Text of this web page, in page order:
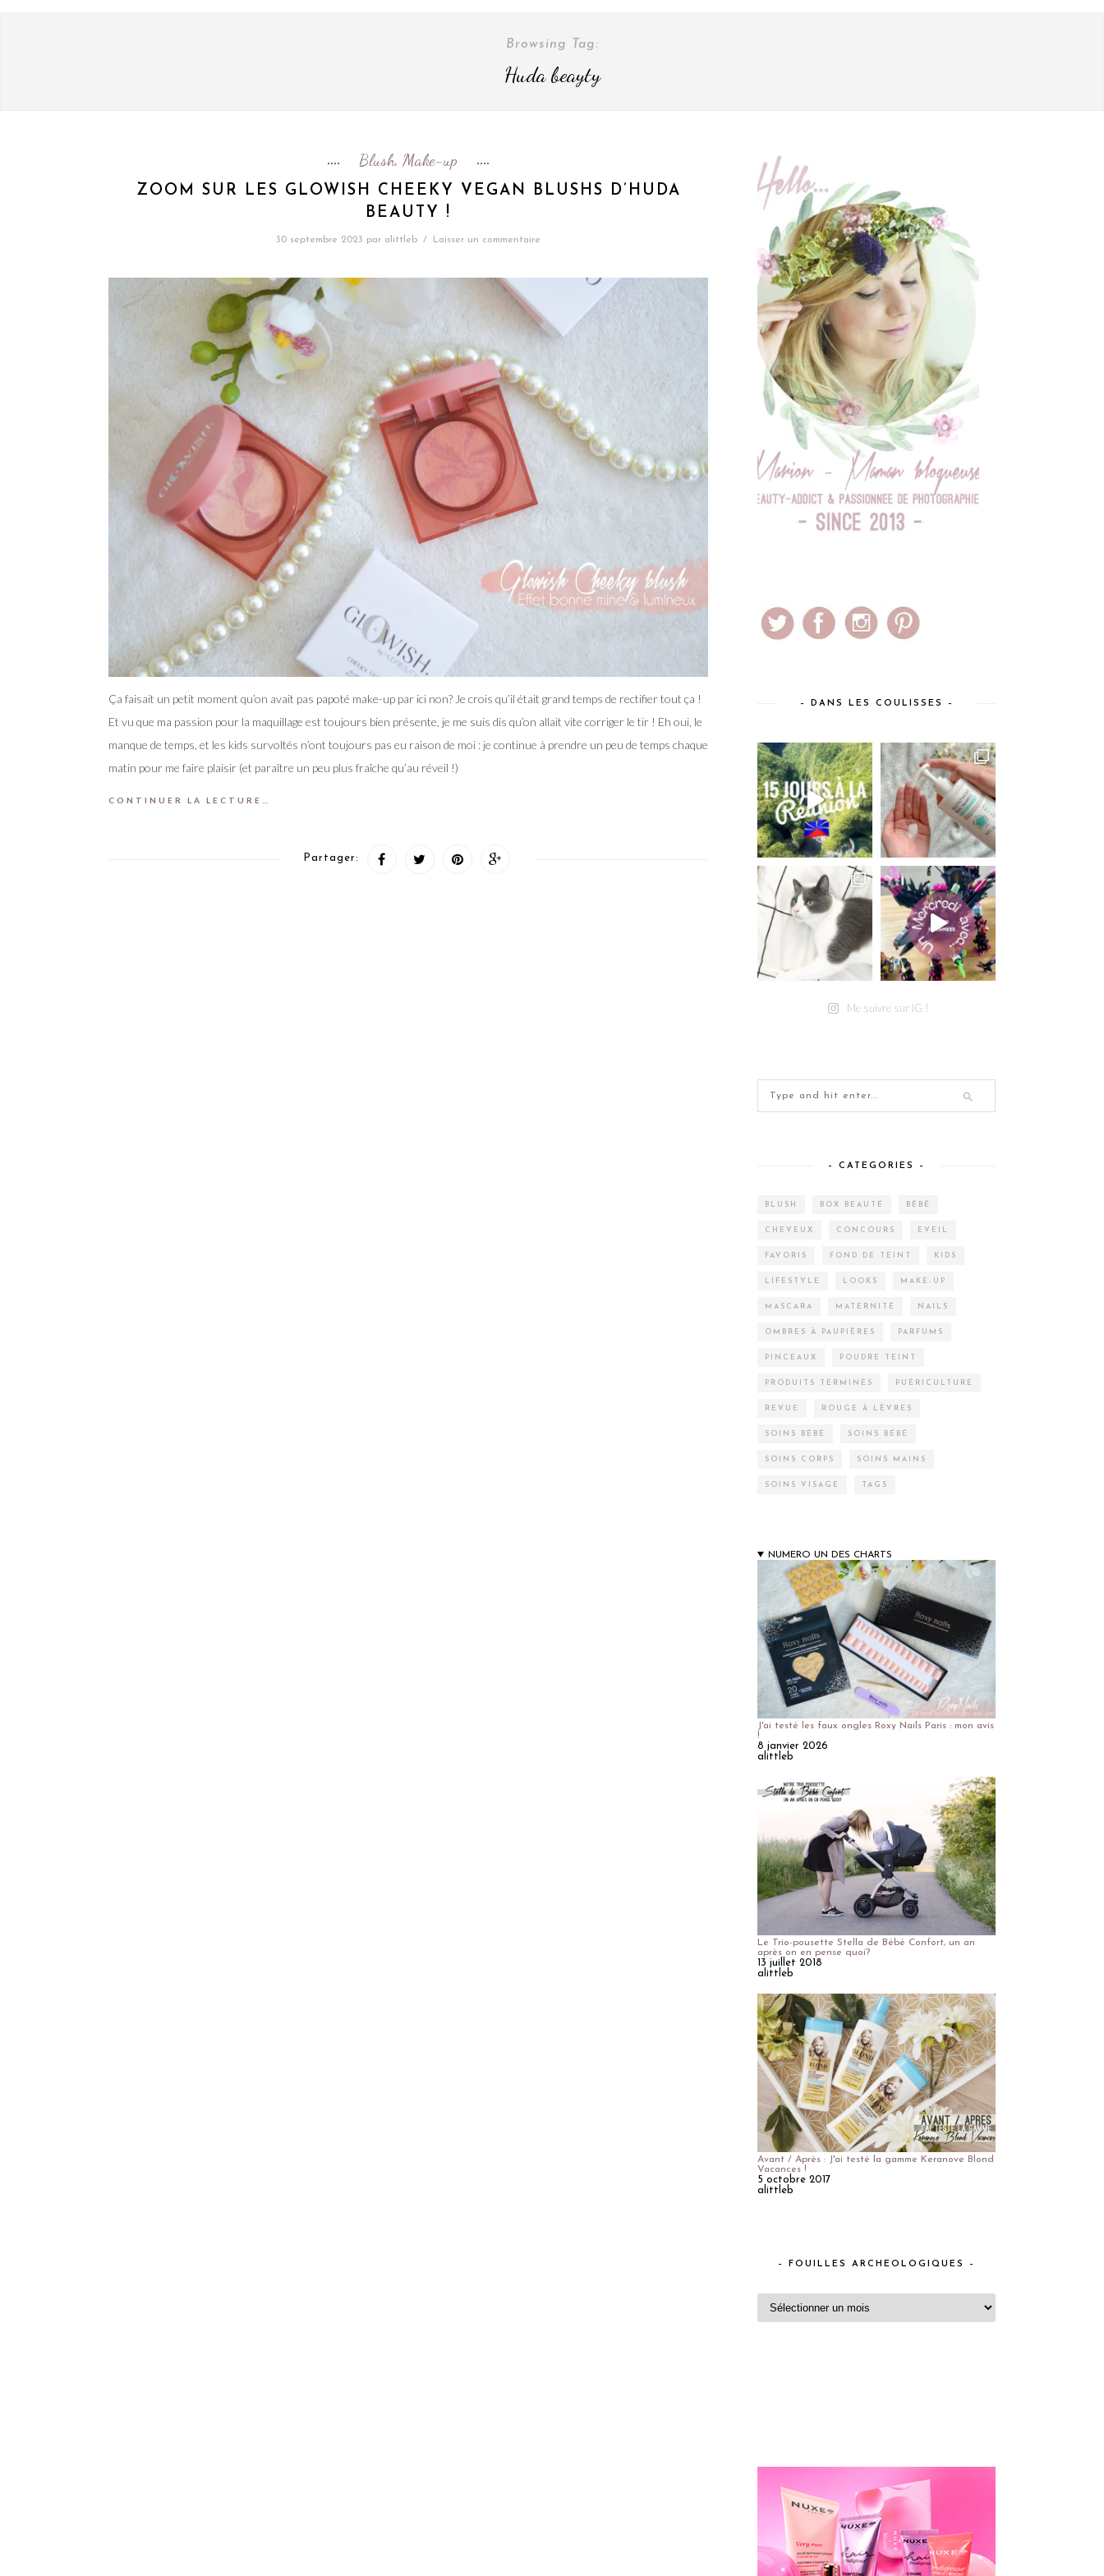
Browsing Tag:
Huda beayty
Blush, Make-up
ZOOM SUR LES GLOWISH CHEEKY VEGAN BLUSHS D’HUDA
BEAUTY !
30 septembre 2023 par alittleb / Laisser un commentaire
Ça faisait un petit moment qu’on avait pas papoté make-up par ici non? Je crois qu’il était grand temps de rectifier tout ça !
Et vu que ma passion pour la maquillage est toujours bien présente, je me suis dis qu’on allait vite corriger le tir ! Eh oui, le
manque de temps, et les kids survoltés n’ont toujours pas eu raison de moi : je continue à prendre un peu de temps chaque
matin pour me faire plaisir (et paraître un peu plus fraîche qu’au réveil !)
CONTINUER LA LECTURE…
Partager:
– DANS LES COULISSES –
Me suivre sur IG !
– CATEGORIES –
BLUSH BOX BEAUTÉ BÉBÉ
CHEVEUX CONCOURS EVEIL
FAVORIS FOND DE TEINT KIDS
LIFESTYLE LOOKS MAKE-UP
MASCARA MATERNITÉ NAILS
OMBRES À PAUPIÈRES PARFUMS
PINCEAUX POUDRE TEINT
PRODUITS TERMINÉS PUÉRICULTURE
REVUE ROUGE À LÈVRES
SOINS BÉBÉ SOINS BÉBÉ
SOINS CORPS SOINS MAINS
SOINS VISAGE TAGS
NUMERO UN DES CHARTS
J'ai testé les faux ongles Roxy Nails Paris : mon avis
!
8 janvier 2026
alittleb
Le Trio-pousette Stella de Bébé Confort, un an
après on en pense quoi?
13 juillet 2018
alittleb
Avant / Après : J'ai testé la gamme Keranove Blond
Vacances !
5 octobre 2017
alittleb
– FOUILLES ARCHEOLOGIQUES –